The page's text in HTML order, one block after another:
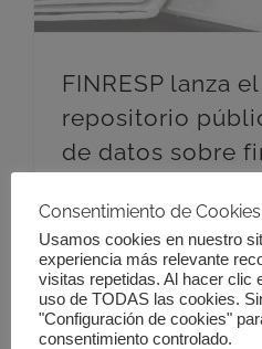
FINRESP lanza
repositorio
de datos sobre
Consentimiento de Cookies
Usamos cookies en nuestro
experiencia más relevante
visitas repetidas. Al hacer clic
uso de TODAS las cookies.
"Configuración de cookies"
consentimiento controlado.